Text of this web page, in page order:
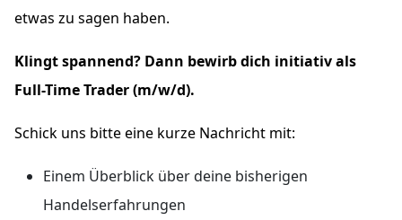
etwas zu sagen haben.
Klingt spannend? Dann bewirb dich initiativ als
Full-Time Trader (m/w/d).
Schick uns bitte eine kurze Nachricht mit:
Einem Überblick über deine bisherigen
Handelserfahrungen